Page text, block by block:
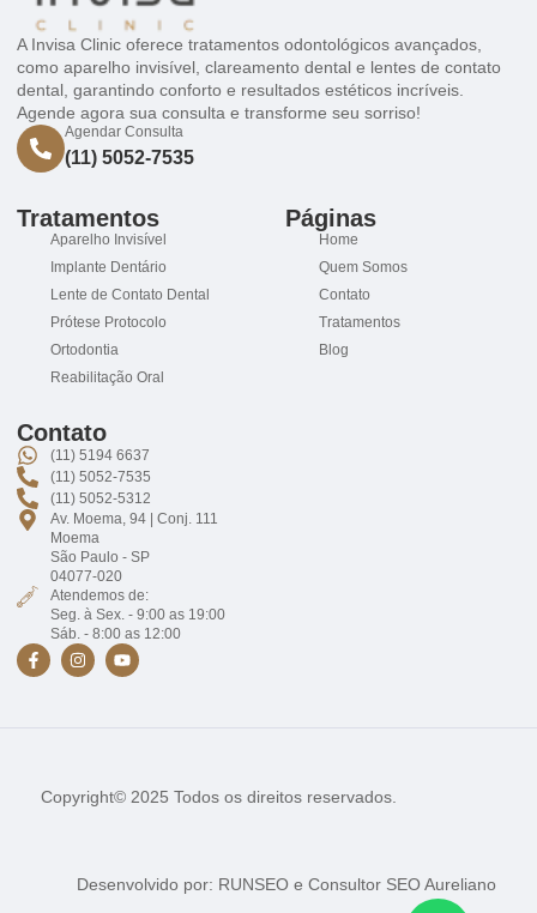
A Invisa Clinic oferece tratamentos odontológicos avançados,
como aparelho invisível, clareamento dental e lentes de contato
dental, garantindo conforto e resultados estéticos incríveis.
Agende agora sua consulta e transforme seu sorriso!
Agendar Consulta
(11) 5052-7535
Tratamentos
Aparelho Invisível
Implante Dentário
Lente de Contato Dental
Prótese Protocolo
Ortodontia
Reabilitação Oral
Páginas
Home
Quem Somos
Contato
Tratamentos
Blog
Contato
(11) 5194 6637
(11) 5052-7535
(11) 5052-5312
Av. Moema, 94 | Conj. 111
Moema
São Paulo - SP
04077-020
Atendemos de:
Seg. à Sex. - 9:00 as 19:00
Sáb. - 8:00 as 12:00
Copyright© 2025 Todos os direitos reservados.
Desenvolvido por: RUNSEO e Consultor SEO Aureliano